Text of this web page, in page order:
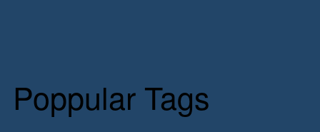
Poppular Tags